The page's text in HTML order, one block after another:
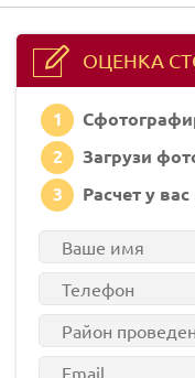
ОЦЕНКА
1
2
Загрузи
3
Расчет у